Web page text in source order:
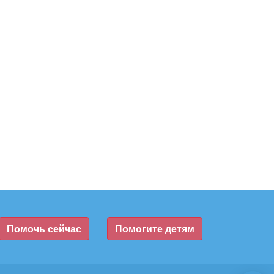
Помочь сейчас Помогите детям